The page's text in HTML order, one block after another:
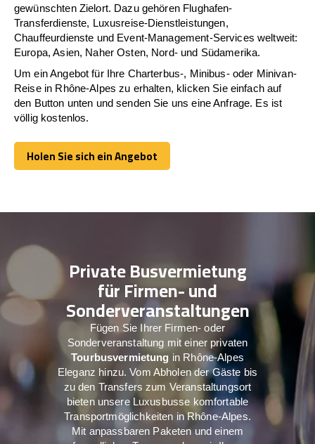
gewünschten Zielort. Dazu gehören Flughafen-
Transferdienste, Luxusreise-Dienstleistungen,
Chauffeurdienste und Event-Management-Services weltweit:
Europa, Asien, Naher Osten, Nord- und Südamerika.
Um ein Angebot für Ihre Charterbus-, Minibus- oder Minivan-
Reise in Rhône-Alpes zu erhalten, klicken Sie einfach auf
den Button unten und senden Sie uns eine Anfrage. Es ist
völlig kostenlos.
Holen Sie sich ein Angebot
Holen Sie sich ein Angebot
Private Busvermietung
für Firmen- und
Sonderveranstaltungen
Fügen Sie Ihrer Firmen- oder
Sonderveranstaltung mit einer privaten
Tourbusvermietung in Rhône-Alpes
Eleganz hinzu. Vom Abholen der Gäste bis
zu den Transfers zum Veranstaltungsort
bieten unsere Luxusbusse komfortable
Transportmöglichkeiten in Rhône-Alpes.
Mit anpassbaren Paketen und einem